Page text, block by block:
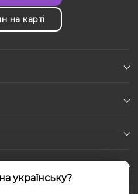
на карті
українську?